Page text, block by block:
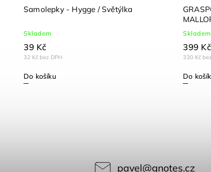
Samolepky - Hygge / Světýlka
Skladem
32 Kč bez DPH
39 Kč
Do košíku
Skladem
330 Kč
399 Kč
Do
pavel@gnotes.cz